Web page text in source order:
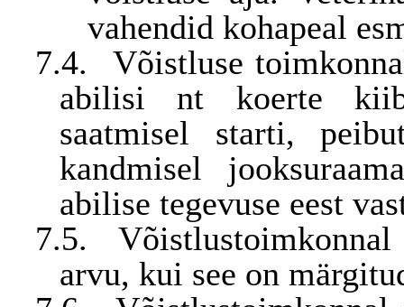
vahendid kohapeal
7.4.
Võistluse
abilisi nt koerte
saatmisel starti,
kandmisel
abilise tegevuse eest
7.5.
arvu, kui see on